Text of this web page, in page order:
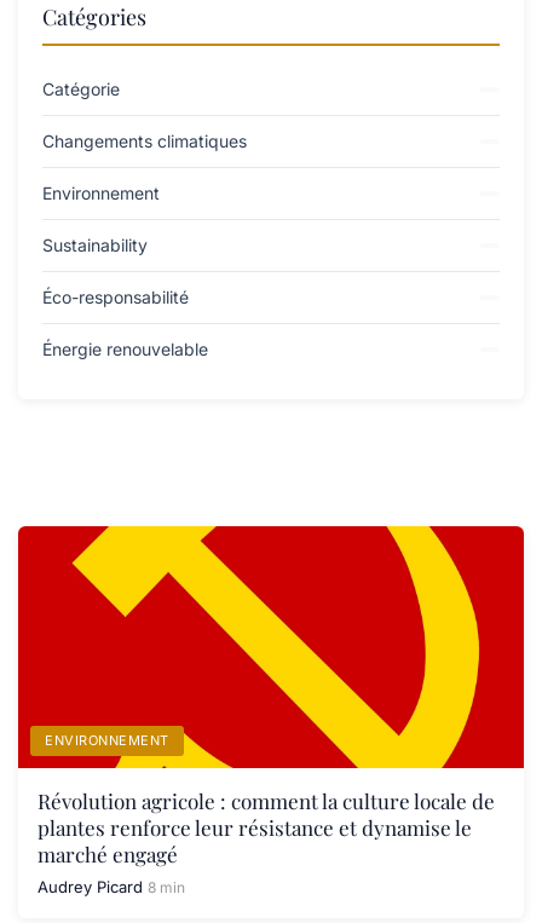
Catégories
Catégorie
Changements climatiques
Environnement
Sustainability
Éco-responsabilité
Énergie renouvelable
ENVIRONNEMENT
Révolution agricole : comment la culture locale de
plantes renforce leur résistance et dynamise le
marché engagé
Audrey Picard 8 min